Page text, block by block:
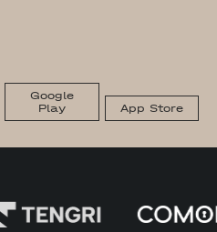
Google
Play
App Store